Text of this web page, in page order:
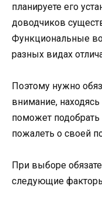
планируете его
доводчиков
Функциональные
разных видах
Поэтому нужно
внимание,
поможет
пожалеть о своей
При выборе
следующие